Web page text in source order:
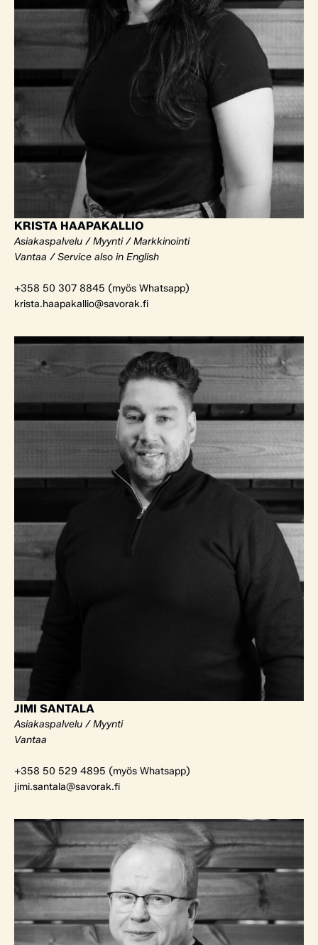
KRISTA HAAPAKALLIO
Asiakaspalvelu / Myynti / Markkinointi
Vantaa / Service also in English
+358 50 307 8845 (myös Whatsapp)
krista.haapakallio@savorak.fi
JIMI SANTALA
Asiakaspalvelu / Myynti
Vantaa
+358 50 529 4895 (myös Whatsapp)
jimi.santala@savorak.fi